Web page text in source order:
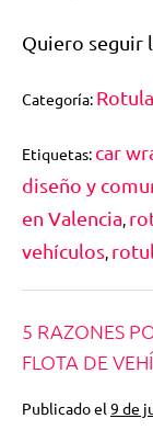
Quiero seguir
Categoría:
Etiquetas: car
diseño y
en Valencia,
vehículos,
5 RAZONES
FLOTA DE
Publicado el 9 de